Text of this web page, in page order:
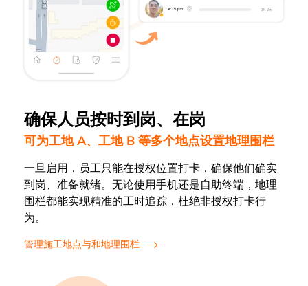
确保人员按时到岗、在岗
可为工地 A、工地 B 等多个地点设置地理围栏
一旦启用，员工只能在授权位置打卡，确保他们确实
到岗、准备就绪。无论使用手机还是自助终端，地理
围栏都能实现精准的工时追踪，杜绝非授权打卡行
为。
管理施工地点与和地理围栏